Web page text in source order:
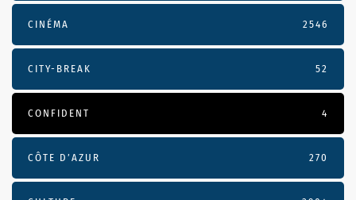
CINÉMA 2546
CITY-BREAK 52
CONFIDENT 4
CÔTE D’AZUR 270